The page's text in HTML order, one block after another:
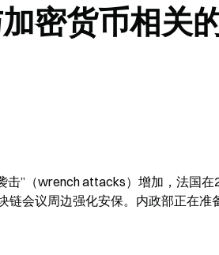
密货币相关
”（wrench attacks）增加，法国在
会议周边强化安保。内政部正在准